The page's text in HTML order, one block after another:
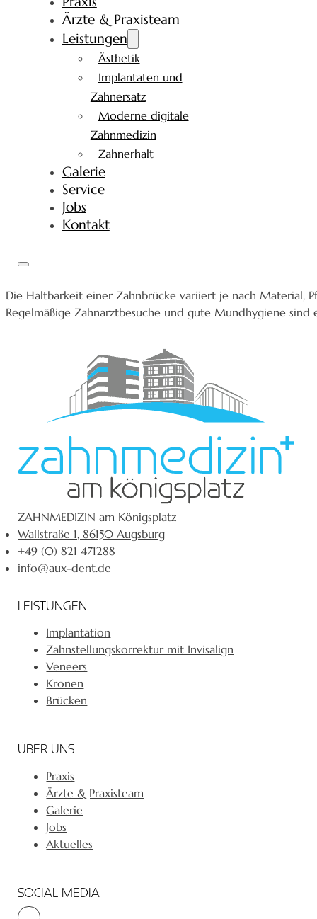
Ärzte & Praxisteam
Leistungen
Ästhetik
Implantaten und
Zahnersatz
Moderne digitale
Zahnmedizin
Zahnerhalt
Galerie
Service
Jobs
Kontakt
Die Haltbarkeit einer Zahnbrücke variiert je nach Material,
Regelmäßige Zahnarztbesuche und gute Mundhygiene
ZAHNMEDIZIN am Königsplatz
Wallstraße 1, 86150 Augsburg
+49 (0) 821 471288
info@aux-dent.de
LEISTUNGEN
Implantation
Zahnstellungskorrektur mit Invisalign
Veneers
Kronen
Brücken
ÜBER UNS
Praxis
Ärzte & Praxisteam
Galerie
Jobs
Aktuelles
SOCIAL MEDIA